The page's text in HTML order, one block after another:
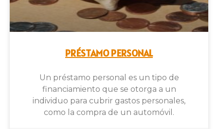
PRÉSTAMO PERSONAL
Un préstamo personal es un tipo de
financiamiento que se otorga a un
individuo para cubrir gastos personales,
como la compra de un automóvil.